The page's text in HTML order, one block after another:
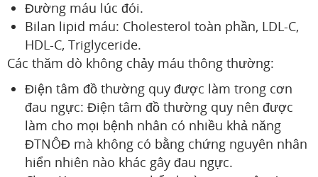
Đường máu lúc đói.
Bilan lipid máu: Cholesterol toàn phần, LDL-C,
HDL-C, Triglyceride.
Các thăm dò không chảy máu thông thường:
Điện tâm đồ thường quy được làm trong cơn
đau ngực: Điện tâm đồ thường quy nên được
làm cho mọi bệnh nhân có nhiều khả năng
ĐTNÔĐ mà không có bằng chứng nguyên nhân
hiển nhiên nào khác gây đau ngực.